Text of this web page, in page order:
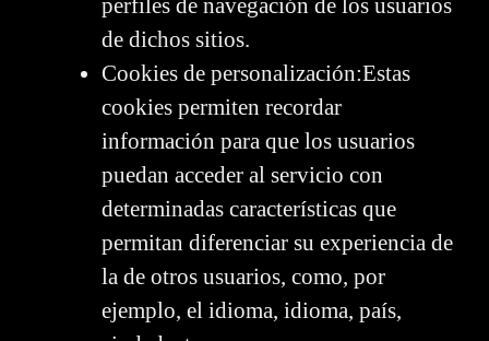
de dichos sitios.
Cookies de personalización:Estas
cookies permiten recordar
información para que los usuarios
puedan acceder al servicio con
determinadas características que
permitan diferenciar su experiencia de
la de otros usuarios, como, por
ejemplo, el idioma, idioma, país,